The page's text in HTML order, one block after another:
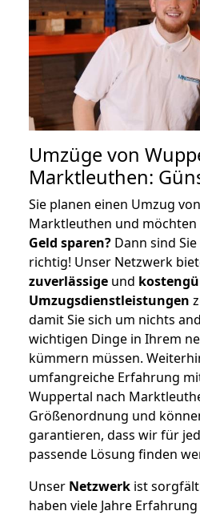
Umzüge von
Marktleuthen:
Sie planen einen Umzug
Marktleuthen und
Geld sparen? Dann sind
richtig! Unser Netzwerk
zuverlässige und
Umzugsdienstleistungen
damit Sie sich um nichts
wichtigen Dinge in Ihrem
kümmern müssen.
umfangreiche Erfahrung
Wuppertal nach
Größenordnung und
garantieren, dass wir für
passende Lösung finden
Unser Netzwerk ist
haben viele Jahre